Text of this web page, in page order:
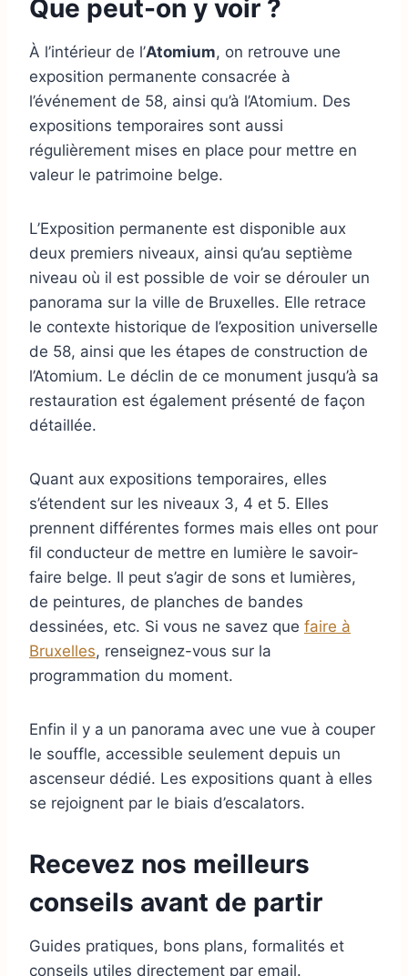
Que peut-on y voir ?
À l’intérieur de l’Atomium, on retrouve une
exposition permanente consacrée à
l’événement de 58, ainsi qu’à l’Atomium. Des
expositions temporaires sont aussi
régulièrement mises en place pour mettre en
valeur le patrimoine belge.
L’Exposition permanente est disponible aux
deux premiers niveaux, ainsi qu’au septième
niveau où il est possible de voir se dérouler un
panorama sur la ville de Bruxelles. Elle retrace
le contexte historique de l’exposition universelle
de 58, ainsi que les étapes de construction de
l’Atomium. Le déclin de ce monument jusqu’à sa
restauration est également présenté de façon
détaillée.
Quant aux expositions temporaires, elles
s’étendent sur les niveaux 3, 4 et 5. Elles
prennent différentes formes mais elles ont pour
fil conducteur de mettre en lumière le savoir-
faire belge. Il peut s’agir de sons et lumières,
de peintures, de planches de bandes
dessinées, etc. Si vous ne savez que faire à
Bruxelles, renseignez-vous sur la
programmation du moment.
Enfin il y a un panorama avec une vue à couper
le souffle, accessible seulement depuis un
ascenseur dédié. Les expositions quant à elles
se rejoignent par le biais d’escalators.
Recevez nos meilleurs
conseils avant de partir
Guides pratiques, bons plans, formalités et
conseils utiles directement par email.